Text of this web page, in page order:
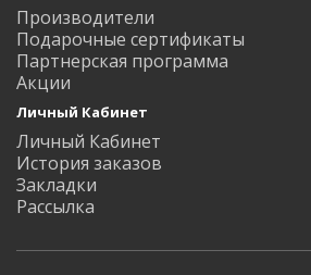
Производители
Подарочные сертификаты
Партнерская программа
Акции
Личный Кабинет
Личный Кабинет
История заказов
Закладки
Рассылка